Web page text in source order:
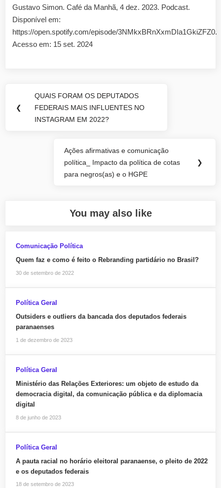
Gustavo Simon. Café da Manhã, 4 dez. 2023. Podcast.
Disponível em:
https://open.spotify.com/episode/3NMkxBRnXxmDIa1GkiZFZ0.
Acesso em: 15 set. 2024
Navegação
de
❮
Previous
Post:
QUAIS FORAM OS DEPUTADOS
FEDERAIS MAIS INFLUENTES NO
INSTAGRAM EM 2022?
Next
Post:
Ações afirmativas e comunicação
política_ Impacto da política de cotas
para negros(as) e o HGPE
❯
You may also like
Comunicação Política
Quem faz e como é feito o Rebranding partidário no Brasil?
30 de setembro de 2022
Política Geral
Outsiders e outliers da bancada dos deputados federais
paranaenses
1 de dezembro de 2023
Política Geral
Ministério das Relações Exteriores: um objeto de estudo da
democracia digital, da comunicação pública e da diplomacia
digital
8 de junho de 2023
Política Geral
A pauta racial no horário eleitoral paranaense, o pleito de 2022
e os deputados federais
18 de setembro de 2023